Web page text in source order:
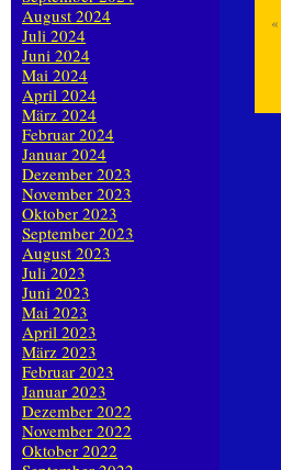
«
August 2024
Juli 2024
Juni 2024
Mai 2024
April 2024
März 2024
Februar 2024
Januar 2024
Dezember 2023
November 2023
Oktober 2023
September 2023
August 2023
Juli 2023
Juni 2023
Mai 2023
April 2023
März 2023
Februar 2023
Januar 2023
Dezember 2022
November 2022
Oktober 2022